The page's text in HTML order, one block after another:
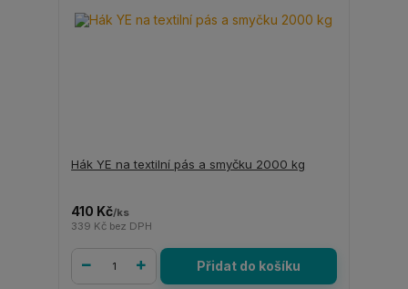
Hák YE na textilní pás a smyčku 2000 kg
410 Kč/ks
339 Kč bez DPH
Přidat do košíku